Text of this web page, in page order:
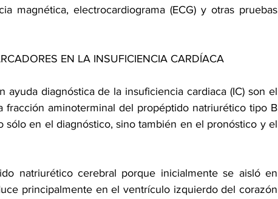
magnética, electrocardiograma (ECG) y otras pruebas
EN LA INSUFICIENCIA CARDÍACA
ayuda diagnóstica de la insuficiencia cardiaca (IC) son el
fracción aminoterminal del propéptido natriurético tipo B
sólo en el diagnóstico, sino también en el pronóstico y el
natriurético cerebral porque inicialmente se aisló en
principalmente en el ventrículo izquierdo del corazón